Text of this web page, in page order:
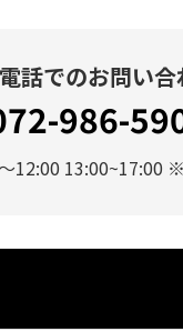
話でのお問い合
986-
12:00 13:00~17:00